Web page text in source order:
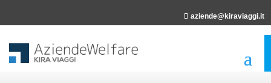
aziende@kiraviaggi.it